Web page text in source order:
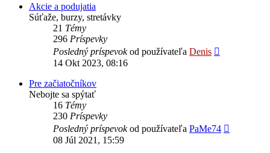
Akcie a podujatia
Súťaže, burzy, stretávky
21 Témy
296 Príspevky
Posledný príspevokod používateľa Denis
14 Okt 2023, 08:16
Pre začiatočníkov
Nebojte sa spýtať
16 Témy
230 Príspevky
Posledný príspevokod používateľa PaMe74
08 Júl 2021, 15:59